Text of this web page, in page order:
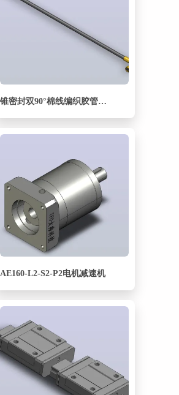
锥密封双90°棉线编织胶管总成D型_10D-1000
AE160-L2-S2-P2电机减速机